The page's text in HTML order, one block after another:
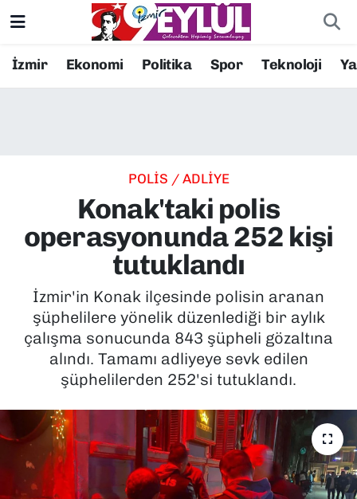
İzmir Ekonomi Politika Spor Teknoloji
POLİS / ADLİYE
Konak'taki polis
operasyonunda 252 kişi
tutuklandı
İzmir'in Konak ilçesinde polisin aranan
şüphelilere yönelik düzenlediği bir aylık
çalışma sonucunda 843 şüpheli gözaltına
alındı. Tamamı adliyeye sevk edilen
şüphelilerden 252'si tutuklandı.
Resmi İlanlar
EKONOMİ
KÜLTÜR SANAT
MAGAZİN
POLİTİKA
SAĞLIK
SPOR
TEKNOLOJİ
Konak Nöbetçi Eczaneler
Süper Lig Puan Durumu ve Fikstür
Tüm Manşetler
Son Dakika Haberleri
Haber Arşivi